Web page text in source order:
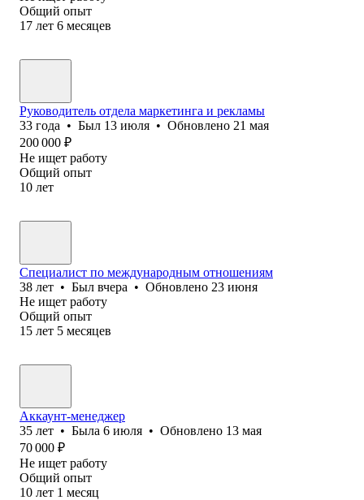
Общий опыт
17 лет 6 месяцев
Руководитель отдела маркетинга и рекламы
33 года • Был 13 июля • Обновлено 21 мая
200 000 ₽
Не ищет работу
Общий опыт
10 лет
Специалист по международным отношениям
38 лет • Был вчера • Обновлено 23 июня
Не ищет работу
Общий опыт
15 лет 5 месяцев
Аккаунт-менеджер
35 лет • Была 6 июля • Обновлено 13 мая
70 000 ₽
Не ищет работу
Общий опыт
10 лет 1 месяц